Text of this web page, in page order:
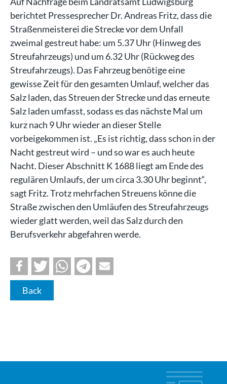
berichtet Pressesprecher Dr. Andreas Fritz, dass die
Straßenmeisterei die Strecke vor dem Unfall
zweimal gestreut habe: um 5.37 Uhr (Hinweg des
Streufahrzeugs) und um 6.32 Uhr (Rückweg des
Streufahrzeugs). Das Fahrzeug benötige eine
gewisse Zeit für den gesamten Umlauf, welcher das
Salz laden, das Streuen der Strecke und das erneute
Salz laden umfasst, sodass es das nächste Mal um
kurz nach 9 Uhr wieder an dieser Stelle
vorbeigekommen ist. „Es ist richtig, dass schon in der
Nacht gestreut wird – und so war es auch heute
Nacht. Dieser Abschnitt K 1688 liegt am Ende des
regulären Umlaufs, der um circa 3.30 Uhr beginnt“,
sagt Fritz. Trotz mehrfachen Streuens könne die
Straße zwischen den Umläufen des Streufahrzeugs
wieder glatt werden, weil das Salz durch den
Berufsverkehr abgefahren werde.
Back